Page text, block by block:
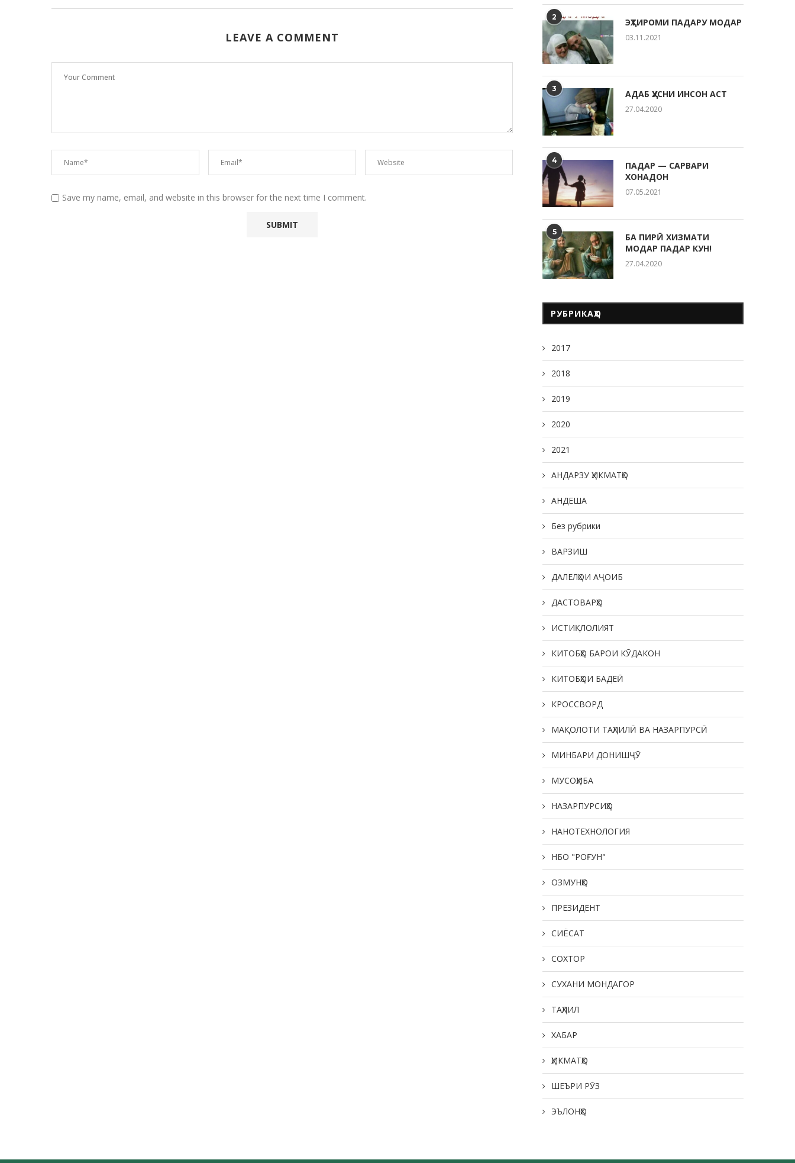
LEAVE A COMMENT
Save my name, email, and website in this browser for the next time I comment.
2 ЭҲТИРОМИ ПАДАРУ МОДАР
03.11.2021
3 АДАБ ҲУСНИ ИНСОН АСТ
27.04.2020
4
ПАДАР — САРВАРИ
ХОНАДОН
07.05.2021
5
БА ПИРӢ ХИЗМАТИ
МОДАР ПАДАР КУН!
27.04.2020
РУБРИКАҲО
2017
2018
2019
2020
2021
АНДАРЗУ ҲИКМАТҲО
АНДЕША
Без рубрики
ВАРЗИШ
ДАЛЕЛҲОИ АҶОИБ
ДАСТОВАРҲО
ИСТИҚЛОЛИЯТ
КИТОБҲО БАРОИ КӮДАКОН
КИТОБҲОИ БАДЕӢ
КРОССВОРД
МАҚОЛОТИ ТАҲЛИЛӢ ВА НАЗАРПУРСӢ
МИНБАРИ ДОНИШҶӮ
МУСОҲИБА
НАЗАРПУРСИҲО
НАНОТЕХНОЛОГИЯ
НБО "РОҒУН"
ОЗМУНҲО
ПРЕЗИДЕНТ
СИЁСАТ
СОХТОР
СУХАНИ МОНДАГОР
ТАҲЛИЛ
ХАБАР
ҲИКМАТҲО
ШЕЪРИ РӮЗ
ЭЪЛОНҲО